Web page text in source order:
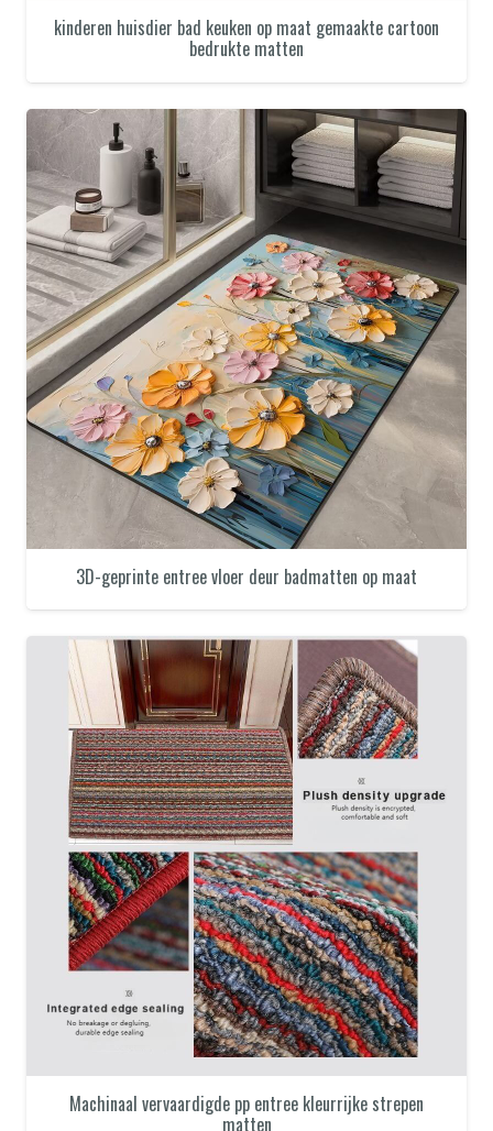
kinderen huisdier bad keuken op maat gemaakte cartoon
bedrukte matten
3D-geprinte entree vloer deur badmatten op maat
Machinaal vervaardigde pp entree kleurrijke strepen
matten